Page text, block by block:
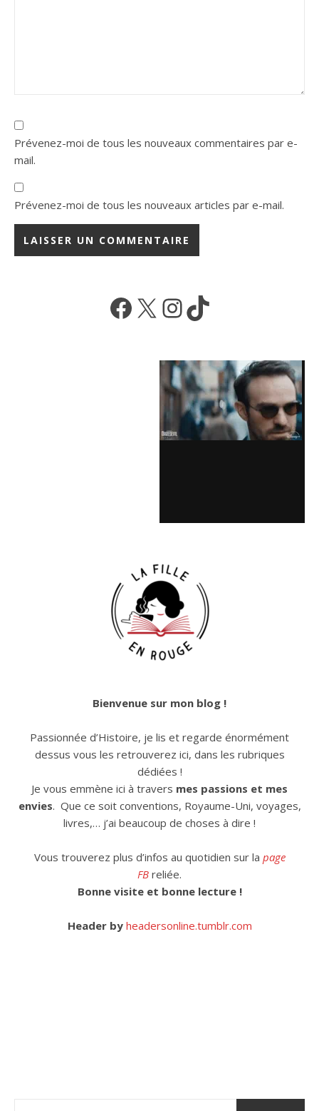
Prévenez-moi de tous les nouveaux commentaires par e-
mail.
Prévenez-moi de tous les nouveaux articles par e-mail.
Facebook
X Instagram
TikTok
Bienvenue sur mon blog !
Passionnée d’Histoire, je lis et regarde énormément
dessus vous les retrouverez ici, dans les rubriques
dédiées !
Je vous emmène ici à travers mes passions et mes
envies. Que ce soit conventions, Royaume-Uni, voyages,
livres,… j’ai beaucoup de choses à dire !
Vous trouverez plus d’infos au quotidien sur la page
FB reliée.
Bonne visite et bonne lecture !
Header by headersonline.tumblr.com